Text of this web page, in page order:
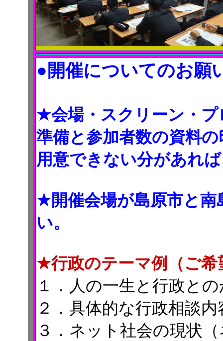
●開催についてのお願
★会場・スクリーン・
準備と参加者数の資料
用意できない分があれ
★開催会場が島原市と南
い。
★行政のテーマ例（ご希
１．人の一生と行政と
２．具体的な行政相談
３．ネット社会の現状